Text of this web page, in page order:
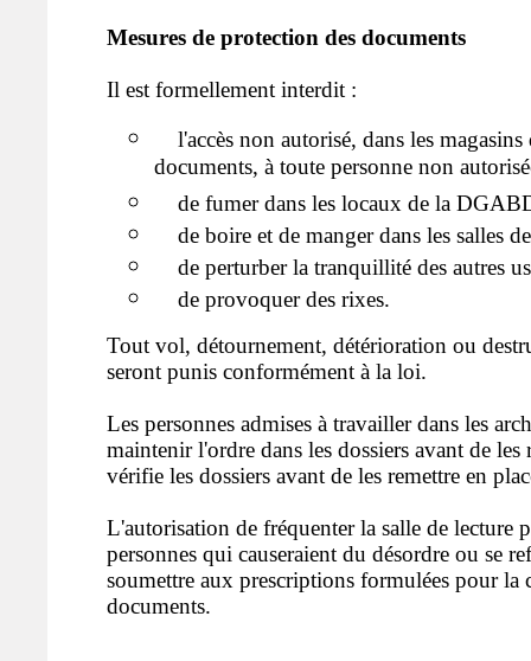
Mesures de protection des documents
Il est formellement interdit :
l'accès non autorisé, dans les magasins
documents, à toute personne non
de fumer dans les locaux de la
de boire et de manger dans les salles
de perturber la tranquillité des autres
de provoquer des rixes.
Tout vol, détournement, détérioration ou
seront punis conformément à la loi.
Les personnes admises à travailler dans les
maintenir l'ordre dans les dossiers avant de
vérifie les dossiers avant de les remettre en
L'autorisation de fréquenter la salle de lecture
personnes qui causeraient du désordre ou se
soumettre aux prescriptions formulées pour la
documents.